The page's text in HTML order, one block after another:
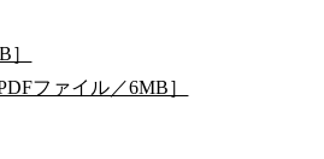
ファイル／6MB］